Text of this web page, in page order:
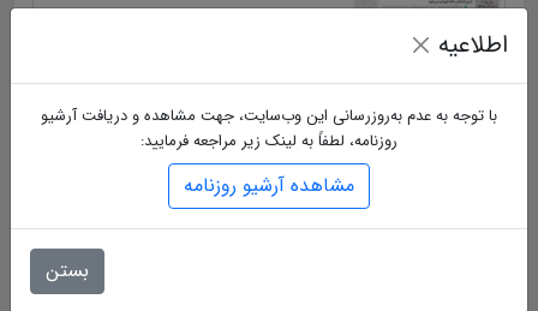
روزنامه شماره ۱۰۶۳۴
تاریخ ۱۴۰۴/۲/۱۱
اطلاعیه
با توجه به عدم به‌روزرسانی این وب‌سایت، جهت مشاهده و دریافت آرشیو
روزنامه، لطفاً به لینک زیر مراجعه فرمایید:
مشاهده آرشیو روزنامه
بستن